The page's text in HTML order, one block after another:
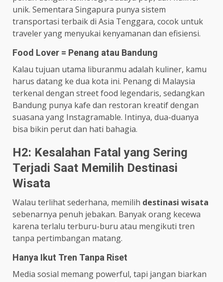
unik. Sementara Singapura punya sistem
transportasi terbaik di Asia Tenggara, cocok untuk
traveler yang menyukai kenyamanan dan efisiensi.
Food Lover = Penang atau Bandung
Kalau tujuan utama liburanmu adalah kuliner, kamu
harus datang ke dua kota ini. Penang di Malaysia
terkenal dengan street food legendaris, sedangkan
Bandung punya kafe dan restoran kreatif dengan
suasana yang Instagramable. Intinya, dua-duanya
bisa bikin perut dan hati bahagia.
H2: Kesalahan Fatal yang Sering
Terjadi Saat Memilih Destinasi
Wisata
Walau terlihat sederhana, memilih destinasi wisata
sebenarnya penuh jebakan. Banyak orang kecewa
karena terlalu terburu-buru atau mengikuti tren
tanpa pertimbangan matang.
Hanya Ikut Tren Tanpa Riset
Media sosial memang powerful, tapi jangan biarkan